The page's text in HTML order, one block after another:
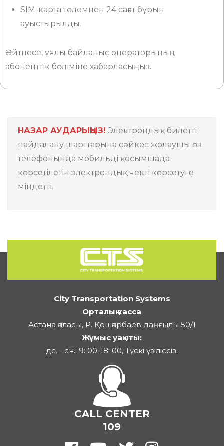
SIM-карта төлемнен 24 сағат бұрын
ауыстырылды.
Әйтпесе, ұялы байланыс операторының
абоненттік бөліміне хабарласыңыз.
НАЗАР АУДАРЫҢЫЗ! Электрондық билетті
пайдалану шарттарына сәйкес жолаушы өз
телефонында мобильді қосымшада
көрсетілетін электрондық чекті көрсетуге
міндетті.
City Transportation Systems
Орталық касса
Астана қаласы, Р. Қошқарбаев даңғылы 50/1
Жұмыс уақыты:
дс. - сн.: 9: 00-18: 00, Түскі үзіліссіз.
CALL CENTER
109